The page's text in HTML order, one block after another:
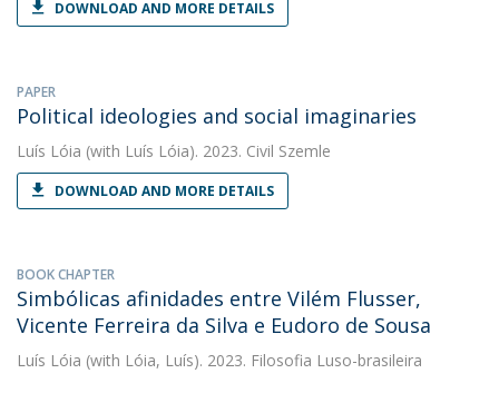
DOWNLOAD AND MORE DETAILS
PAPER
Political ideologies and social imaginaries
Luís Lóia (with Luís Lóia). 2023. Civil Szemle
DOWNLOAD AND MORE DETAILS
BOOK CHAPTER
Simbólicas afinidades entre Vilém Flusser,
Vicente Ferreira da Silva e Eudoro de Sousa
Luís Lóia (with Lóia, Luís). 2023. Filosofia Luso-brasileira